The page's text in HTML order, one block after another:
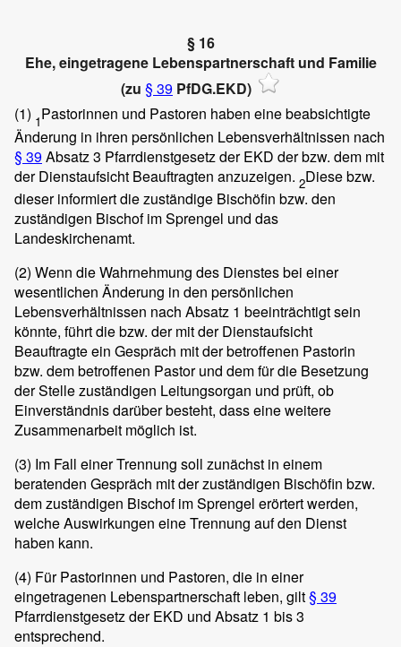
§ 16
Ehe, eingetragene Lebenspartnerschaft und Familie
(zu § 39 PfDG.EKD)
(1) 1Pastorinnen und Pastoren haben eine beabsichtigte
Änderung in ihren persönlichen Lebensverhältnissen nach
§ 39Absatz 3 Pfarrdienstgesetz der EKD der bzw. dem mit
der Dienstaufsicht Beauftragten anzuzeigen. 2Diese bzw.
dieser informiert die zuständige Bischöfin bzw. den
zuständigen Bischof im Sprengel und das
Landeskirchenamt.
(2) Wenn die Wahrnehmung des Dienstes bei einer
wesentlichen Änderung in den persönlichen
Lebensverhältnissen nach Absatz 1 beeinträchtigt sein
könnte, führt die bzw. der mit der Dienstaufsicht
Beauftragte ein Gespräch mit der betroffenen Pastorin
bzw. dem betroffenen Pastor und dem für die Besetzung
der Stelle zuständigen Leitungsorgan und prüft, ob
Einverständnis darüber besteht, dass eine weitere
Zusammenarbeit möglich ist.
(3) Im Fall einer Trennung soll zunächst in einem
beratenden Gespräch mit der zuständigen Bischöfin bzw.
dem zuständigen Bischof im Sprengel erörtert werden,
welche Auswirkungen eine Trennung auf den Dienst
haben kann.
(4) Für Pastorinnen und Pastoren, die in einer
eingetragenen Lebenspartnerschaft leben, gilt§ 39
Pfarrdienstgesetz der EKD und Absatz 1 bis 3
entsprechend.